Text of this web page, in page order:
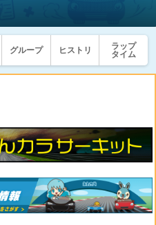
グループ ヒストリ
ラップ
タイム